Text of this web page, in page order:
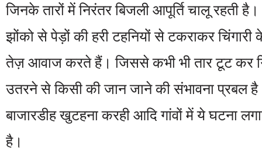
जिनके तारों में निरंतर बिजली आपूर्ति चालू रहती
झोंको से पेड़ों की हरी टहनियों से टकराकर
तेज़ आवाज करते हैं। जिससे कभी भी तार टूट कर
उतरने से किसी की जान जाने की संभावना प्रबल
बाजारडीह खुटहना करही आदि गांवों में ये घटना
है।